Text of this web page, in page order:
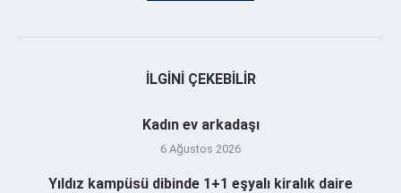
İLGINI ÇEKEBILIR
Kadın ev arkadaşı
6 Ağustos 2026
Yıldız kampüsü dibinde 1+1 eşyalı kiralık daire